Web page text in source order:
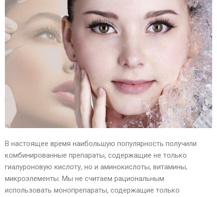
В настоящее время наибольшую популярность получили
комбинированные препараты, содержащие не только
гиалуроновую кислоту, но и аминокислоты, витамины,
микроэлементы. Мы не считаем рациональным
использовать монопрепараты, содержащие только